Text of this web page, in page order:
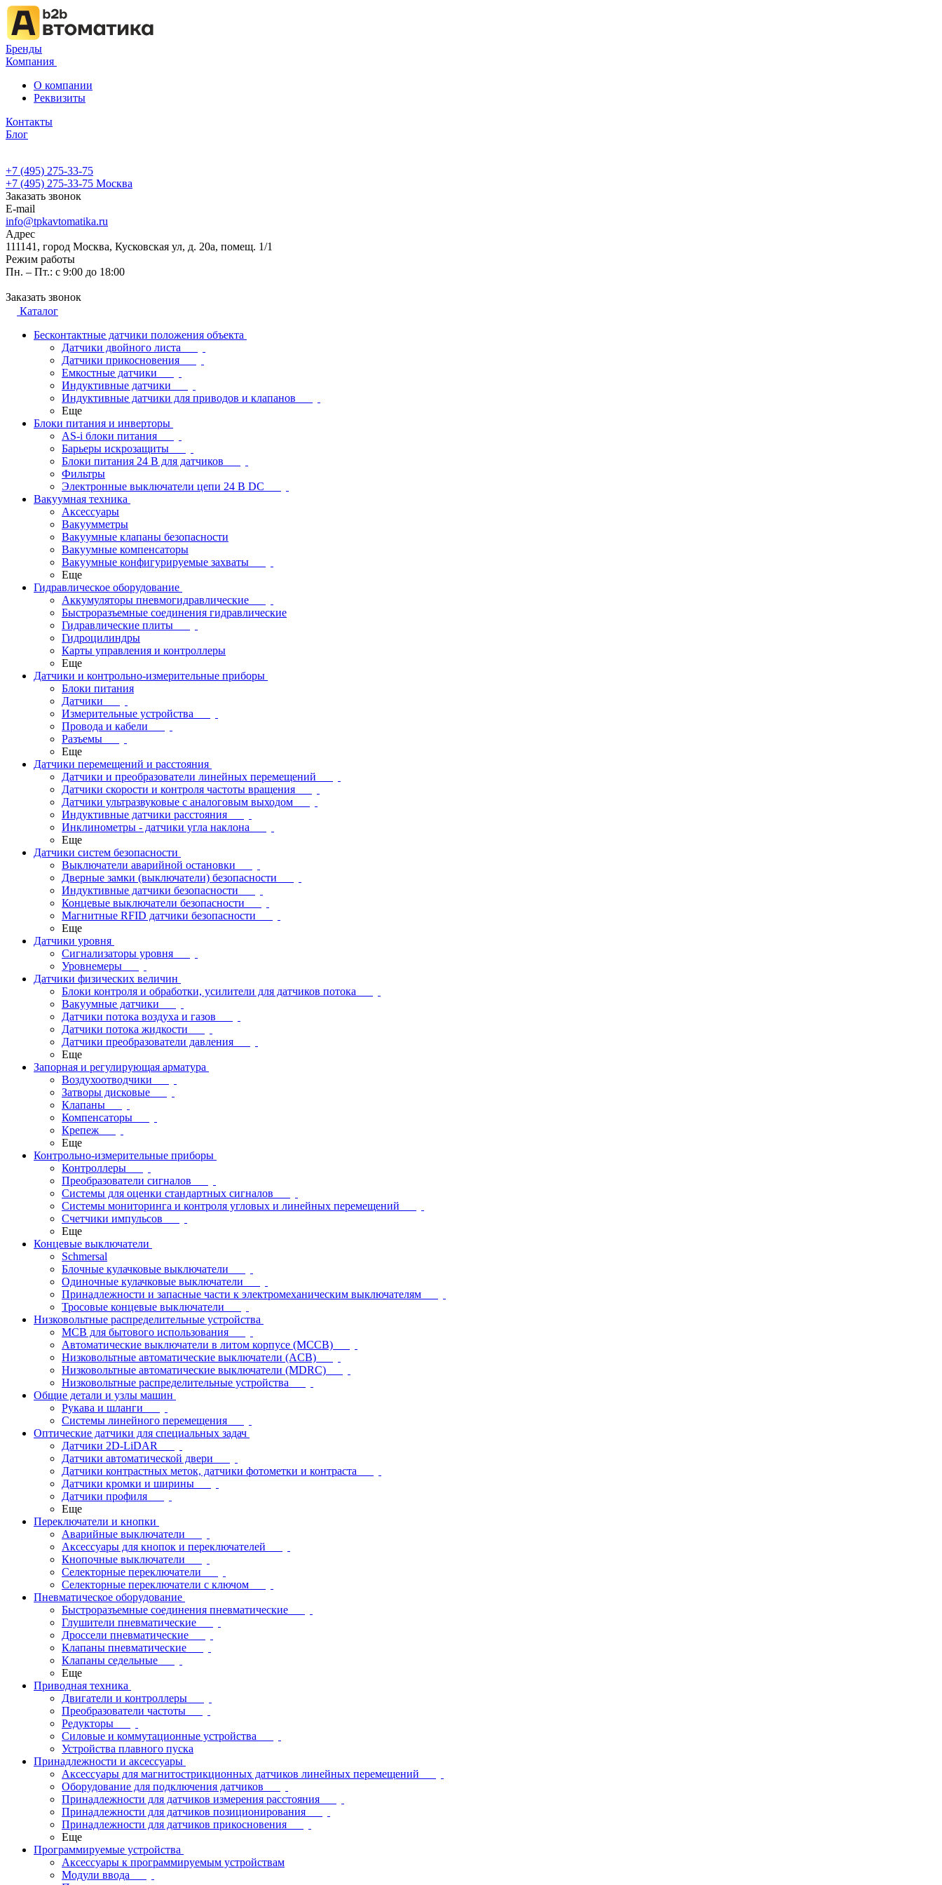
Бренды
Компания
О компании
Реквизиты
Контакты
Блог
+7 (495) 275-33-75
+7 (495) 275-33-75 Москва
Заказать звонок
E-mail
info@tpkavtomatika.ru
Адрес
111141, город Москва, Кусковская ул, д. 20а, помещ. 1/1
Режим работы
Пн. – Пт.: с 9:00 до 18:00
Заказать звонок
Каталог
Бесконтактные датчики положения объекта
Датчики двойного листа
Датчики прикосновения
Емкостные датчики
Индуктивные датчики
Индуктивные датчики для приводов и клапанов
Еще
Блоки питания и инверторы
AS-i блоки питания
Барьеры искрозащиты
Блоки питания 24 В для датчиков
Фильтры
Электронные выключатели цепи 24 В DC
Вакуумная техника
Аксессуары
Вакуумметры
Вакуумные клапаны безопасности
Вакуумные компенсаторы
Вакуумные конфигурируемые захваты
Еще
Гидравлическое оборудование
Аккумуляторы пневмогидравлические
Быстроразъемные соединения гидравлические
Гидравлические плиты
Гидроцилиндры
Карты управления и контроллеры
Еще
Датчики и контрольно-измерительные приборы
Блоки питания
Датчики
Измерительные устройства
Провода и кабели
Разъемы
Еще
Датчики перемещений и расстояния
Датчики и преобразователи линейных перемещений
Датчики скорости и контроля частоты вращения
Датчики ультразвуковые с аналоговым выходом
Индуктивные датчики расстояния
Инклинометры - датчики угла наклона
Еще
Датчики систем безопасности
Выключатели аварийной остановки
Дверные замки (выключатели) безопасности
Индуктивные датчики безопасности
Концевые выключатели безопасности
Магнитные RFID датчики безопасности
Еще
Датчики уровня
Сигнализаторы уровня
Уровнемеры
Датчики физических величин
Блоки контроля и обработки, усилители для датчиков потока
Вакуумные датчики
Датчики потока воздуха и газов
Датчики потока жидкости
Датчики преобразователи давления
Еще
Запорная и регулирующая арматура
Воздухоотводчики
Затворы дисковые
Клапаны
Компенсаторы
Крепеж
Еще
Контрольно-измерительные приборы
Контроллеры
Преобразователи сигналов
Системы для оценки стандартных сигналов
Системы мониторинга и контроля угловых и линейных перемещений
Счетчики импульсов
Еще
Концевые выключатели
Schmersal
Блочные кулачковые выключатели
Одиночные кулачковые выключатели
Принадлежности и запасные части к электромеханическим выключателям
Тросовые концевые выключатели
Низковольтные распределительные устройства
MCB для бытового использования
Автоматические выключатели в литом корпусе (MCCB)
Низковольтные автоматические выключатели (ACB)
Низковольтные автоматические выключатели (MDRC)
Низковольтные распределительные устройства
Общие детали и узлы машин
Рукава и шланги
Системы линейного перемещения
Оптические датчики для специальных задач
Датчики 2D-LiDAR
Датчики автоматической двери
Датчики контрастных меток, датчики фотометки и контраста
Датчики кромки и ширины
Датчики профиля
Еще
Переключатели и кнопки
Аварийные выключатели
Аксессуары для кнопок и переключателей
Кнопочные выключатели
Селекторные переключатели
Селекторные переключатели с ключом
Пневматическое оборудование
Быстроразъемные соединения пневматические
Глушители пневматические
Дроссели пневматические
Клапаны пневматические
Клапаны седельные
Еще
Приводная техника
Двигатели и контроллеры
Преобразователи частоты
Редукторы
Силовые и коммутационные устройства
Устройства плавного пуска
Принадлежности и аксессуары
Аксессуары для магнитострикционных датчиков линейных перемещений
Оборудование для подключения датчиков
Принадлежности для датчиков измерения расстояния
Принадлежности для датчиков позиционирования
Принадлежности для датчиков прикосновения
Еще
Программируемые устройства
Аксессуары к программируемым устройствам
Модули ввода